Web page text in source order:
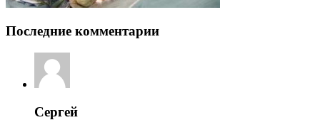
Последние комментарии
Сергей